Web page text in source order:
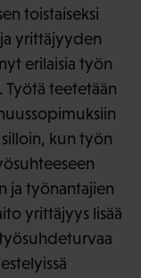
toistaiseksi
yrittäjyyden
erilaisia työn
teetetään
kun työn
ja työnantajien
yrittäjyys lisää